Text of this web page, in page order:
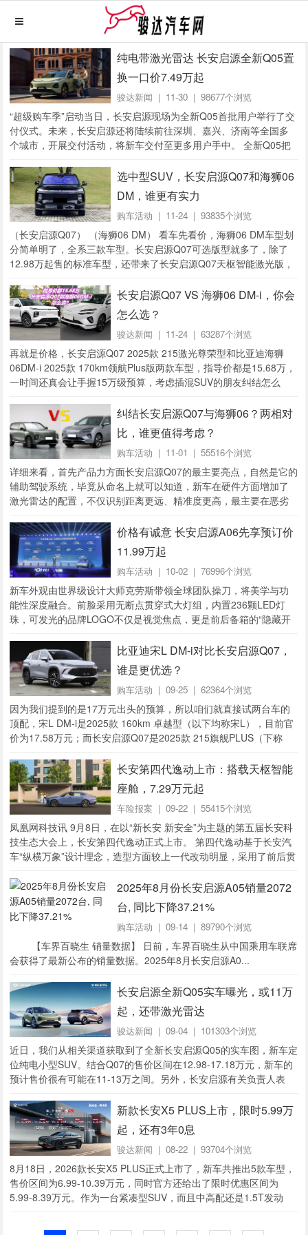
纯电带激光雷达 长安启源全新Q05置
换一口价7.49万起
骏达新闻 | 11-30 | 98677个浏览
“超级购车季”启动当日，长安启源现场为全新Q05首批用户举行了交
付仪式。未来，长安启源还将陆续前往深圳、嘉兴、济南等全国多
个城市，开展交付活动，将新车交付至更多用户手中。 全新Q05把
选中型SUV，长安启源Q07和海狮06
DM，谁更有实力
购车活动 | 11-24 | 93835个浏览
（长安启源Q07） （海狮06 DM） 看车先看价，海狮06 DM车型划
分简单明了，全系三款车型。长安启源Q07可选版型就多了，除了
12.98万起售的标准车型，还带来了长安启源Q07天枢智能激光版，
长安启源Q07 VS 海狮06 DM-i，你会
怎么选？
骏达新闻 | 11-24 | 63287个浏览
再就是价格，长安启源Q07 2025款 215激光尊荣型和比亚迪海狮
06DM-i 2025款 170km领航Plus版两款车型，指导价都是15.68万，
一时间还真会让手握15万级预算，考虑插混SUV的朋友纠结怎么
纠结长安启源Q07与海狮06？两相对
比，谁更值得考虑？
购车活动 | 11-01 | 55516个浏览
详细来看，首先产品力方面长安启源Q07的最主要亮点，自然是它的
辅助驾驶系统，毕竟从命名上就可以知道，新车在硬件方面增加了
激光雷达的配置，不仅识别距离更远、精准度更高，最主要在恶劣
价格有诚意 长安启源A06先享预订价
11.99万起
购车活动 | 10-02 | 76996个浏览
新车外观由世界级设计大师克劳斯带领全球团队操刀，将美学与功
能性深度融合。前脸采用无断点贯穿式大灯组，内置236颗LED灯
珠，可发光的品牌LOGO不仅是视觉焦点，更是前后备箱的“隐藏开
比亚迪宋L DM-i对比长安启源Q07，
谁是更优选？
购车活动 | 09-25 | 62364个浏览
因为我们提到的是17万元出头的预算，所以咱们就直接试两台车的
顶配，宋L DM-i是2025款 160km 卓越型（以下均称宋L），目前官
价为17.58万元；而长安启源Q07是2025款 215旗舰PLUS（下称
长安第四代逸动上市：搭载天枢智能
座舱，7.29万元起
车险报案 | 09-22 | 55415个浏览
凤凰网科技讯 9月8日，在以“新长安 新安全”为主题的第五届长安科
技生态大会上，长安第四代逸动正式上市。 第四代逸动基于长安汽
车“纵横万象”设计理念，造型方面较上一代改动明显，采用了前后贯
2025年8月份长安启源A05销量2072
台, 同比下降37.21%
购车活动 | 09-14 | 89790个浏览
【车界百晓生 销量数据】 日前，车界百晓生从中国乘用车联席
会获得了最新公布的销量数据。2025年8月长安启源A0...
长安启源全新Q05实车曝光，或11万
起，还带激光雷达
骏达新闻 | 09-04 | 101303个浏览
近日，我们从相关渠道获取到了全新长安启源Q05的实车图，新车定
位纯电小型SUV。结合Q07的售价区间在12.98-17.18万元，新车的
预计售价很有可能在11-13万之间。另外，长安启源有关负责人表
新款长安X5 PLUS上市，限时5.99万
起，还有3年0息
骏达新闻 | 08-22 | 93704个浏览
8月18日，2026款长安X5 PLUS正式上市了，新车共推出5款车型，
售价区间为6.99-10.39万元，同时官方还给出了限时优惠区间为
5.99-8.39万元。作为一台紧凑型SUV，而且中高配还是1.5T发动